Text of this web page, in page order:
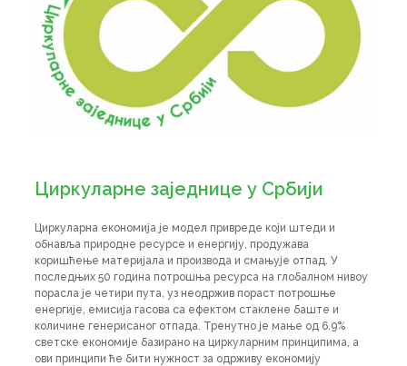
Циркуларне заједнице у Србији
Циркуларна економија је модел привреде који штеди и
обнавља природне ресурсе и енергију, продужава
коришћење материјала и производа и смањује отпад. У
последњих 50 година потрошња ресурса на глобалном нивоу
порасла је четири пута, уз неодржив пораст потрошње
енергије, емисија гасова са ефектом стаклене баште и
количине генерисаног отпада. Тренутно је мање од 6.9%
светске економије базирано на циркуларним принципима, а
ови принципи ће бити нужност за одрживу економију